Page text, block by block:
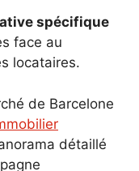
spécifique
face au
locataires.
de Barcelone
détaillé